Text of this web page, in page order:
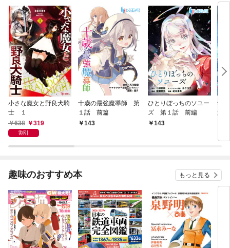
小さな魔女と野良犬騎
士 １
638
319
割引
十歳の最強魔導師 第
１話 前篇
143
ひとりぼっちのソユー
ズ 第１話 前編
143
無
第
趣味のおすすめ本 もっと見る